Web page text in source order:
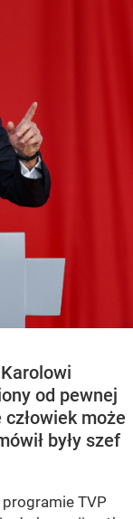
od pewnej
może
były szef
TVP